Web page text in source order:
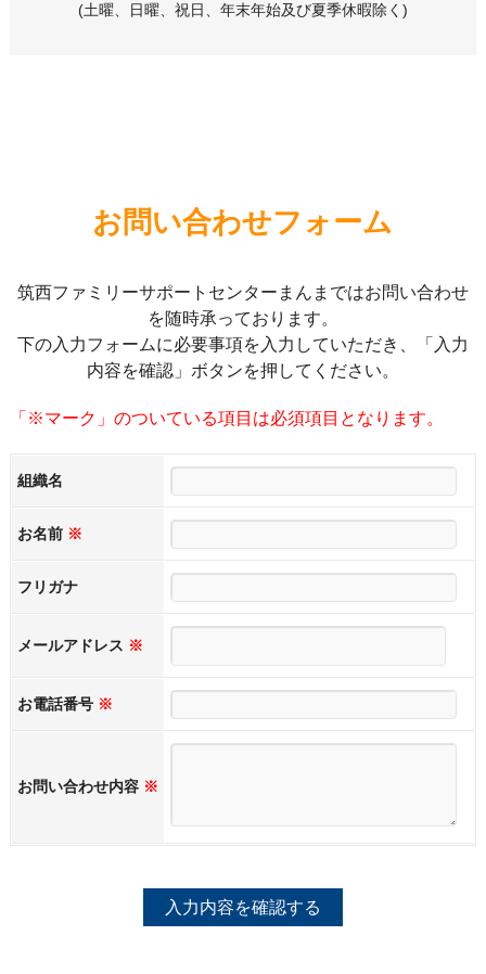
(土曜、日曜、祝日、年末年始及び夏季休暇除く)
お問い合わせフォーム
筑西ファミリーサポートセンターまんまではお問い合わせ
を随時承っております。
下の入力フォームに必要事項を入力していただき、「入力
内容を確認」ボタンを押してください。
「※マーク」のついている項目は必須項目となります。
組織名
お名前 ※
フリガナ
メールアドレス ※
お電話番号 ※
お問い合わせ内容 ※